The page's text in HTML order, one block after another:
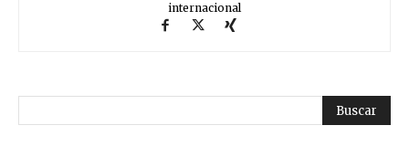
internacional